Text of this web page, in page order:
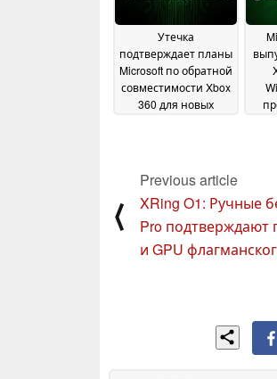
Утечка
подтверждает планы
Microsoft по обратной
совместимости Xbox
360 для новых
⟨
Previous article
XRing O1: Ручные
Pro подтверждают
и GPU